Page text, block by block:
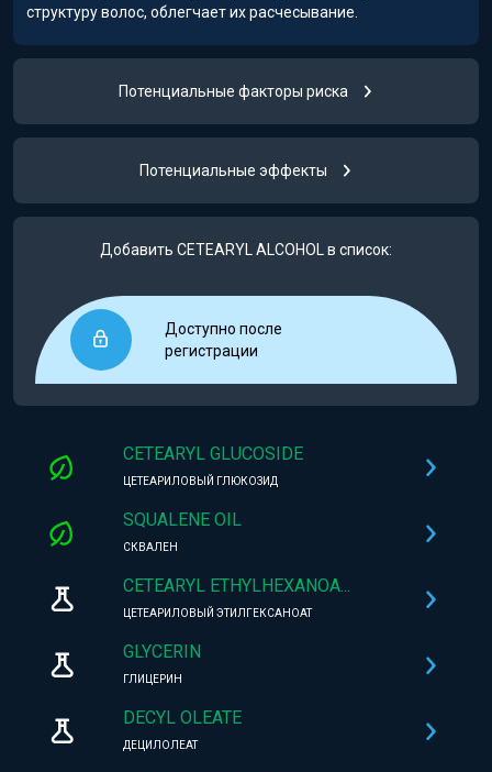
структуру волос, облегчает их расчесывание.
Потенциальные факторы риска
Потенциальные эффекты
Добавить CETEARYL ALCOHOL в список:
Доступно после
регистрации
CETEARYL GLUCOSIDE
ЦЕТЕАРИЛОВЫЙ ГЛЮКОЗИД
SQUALENE OIL
СКВАЛЕН
CETEARYL ETHYLHEXANOA...
ЦЕТЕАРИЛОВЫЙ ЭТИЛГЕКСАНОАТ
GLYCERIN
ГЛИЦЕРИН
DECYL OLEATE
ДЕЦИЛОЛЕАТ